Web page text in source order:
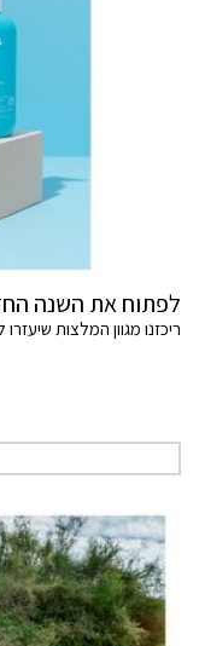
לפתוח את השנה
ריכזנו מגוון המלצות